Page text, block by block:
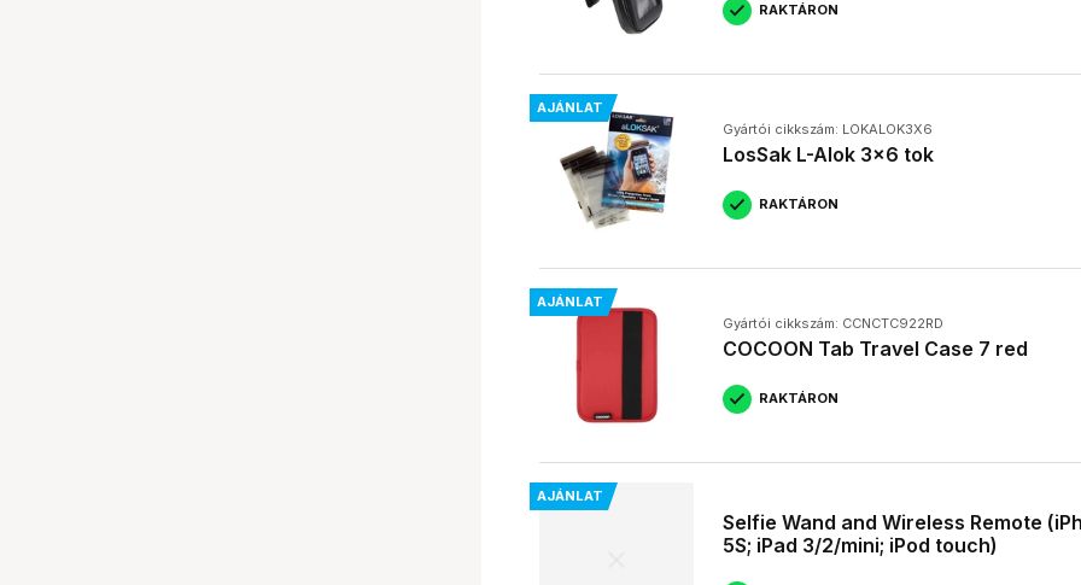
RAKTÁRON
AJÁNLAT
Gyártói cikkszám: LOKALOK3X6
LosSak L-Alok 3x6 tok
RAKTÁRON
AJÁNLAT
Gyártói cikkszám: CCNCTC922RD
COCOON Tab Travel Case 7 red
RAKTÁRON
AJÁNLAT
Selfie Wand and Wireless Remote
5S; iPad 3/2/mini; iPod touch)